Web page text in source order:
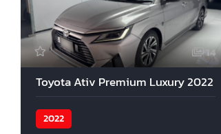
14
Toyota Ativ Premium Luxury 2022
2022